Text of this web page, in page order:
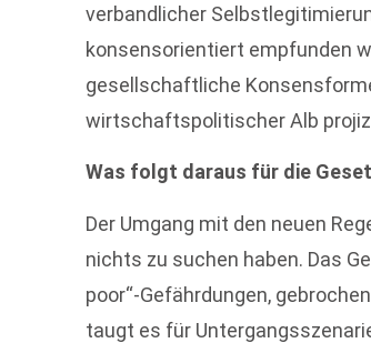
verbandlicher
konsensorientiert empfunden
gesellschaftliche
wirtschaftspolitischer Alb
Was folgt daraus für die
Der Umgang mit den neuen
nichts zu suchen haben. Das
poor“-Gefährdungen,
taugt es für